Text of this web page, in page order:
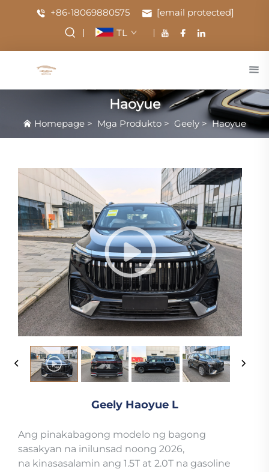
+86-18069880575
[email protected]
TL
Haoyue
Homepage > Mga Produkto > Geely >Haoyue
Geely Haoyue L
Ang pinakabagong modelo ng bagong
sasakyan na inilunsad noong 2026,
na kinasasalamin ang 1.5T at 2.0T na gasoline